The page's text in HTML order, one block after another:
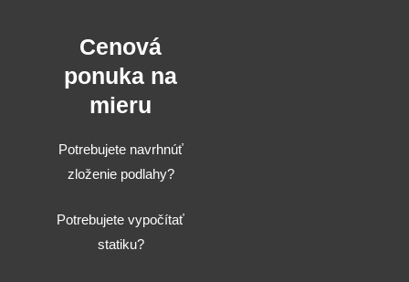
Cenová
ponuka na
mieru
Potrebujete navrhnúť
zloženie podlahy?
Potrebujete vypočítať
statiku?